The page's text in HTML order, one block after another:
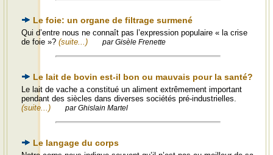
Le foie: un organe de filtrage surmené
Qui d’entre nous ne connaît pas l’expression populaire « la crise
de foie »? (suite...) par Gisèle Frenette
Le lait de bovin est-il bon ou mauvais pour la santé?
Le lait de vache a constitué un aliment extrêmement important
pendant des siècles dans diverses sociétés pré-industrielles.
(suite...)
par Ghislain Martel
Le langage du corps